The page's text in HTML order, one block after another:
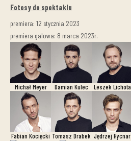
Fotosy do spektaklu
premiera: 12 stycznia 2023
premiera galowa: 8 marca 2023r.
Michał Meyer Damian Kulec Leszek Lichota
Fabian Kocięcki Tomasz Drabek Jędrzej Hycnar